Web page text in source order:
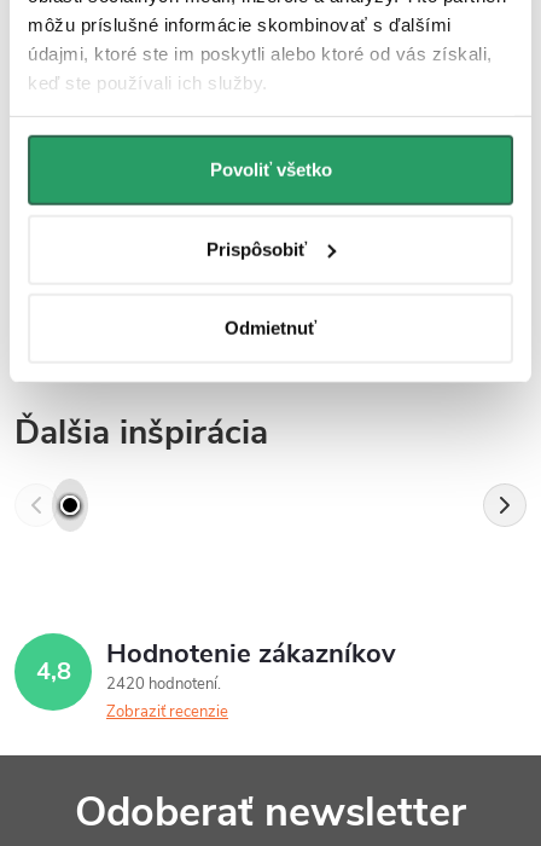
môžu príslušné informácie skombinovať s ďalšími
údajmi, ktoré ste im poskytli alebo ktoré od vás získali,
keď ste používali ich služby.
Povoliť všetko
Prispôsobiť
Odmietnuť
aj krásnym dizajnovým prvkom.
Parametre produktu
Hodnotenie
Ďalšia inšpirácia
4,8 Hodnotenie zákazníkov
2420 hodnotení
Zobraziť recenzie
Odoberať newsletter